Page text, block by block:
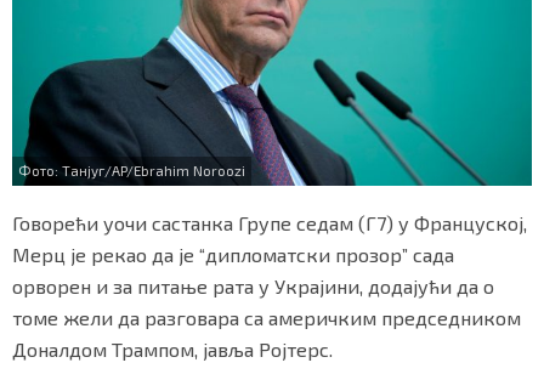
Фото: Танјуг/AP/Ebrahim Noroozi
Говорећи уочи састанка Групе седам (Г7) у Француској,
Мерц је рекао да је “дипломатски прозор” сада
орворен и за питање рата у Украјини, додајући да о
томе жели да разговара са америчким председником
Доналдом Трампом, јавља Ројтерс.
БИЗНИС
redakcija@gradskeinfo.rs
ПРАТИТЕ НАС